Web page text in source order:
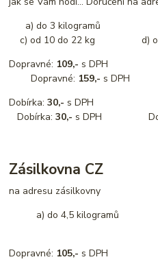
a) do 3 kilogramů b)
c) od 10 do 22 kg d) od
Dopravné: 109,- s DPH
Dopravné: 159,- s DPH
Dobírka:30,- s DPH
Dobírka:30,- s DPH
Zásilkovna CZ
na adresu zásilkovny
a) do 4,5 kilogramů
Dopravné: 105,- s DPH